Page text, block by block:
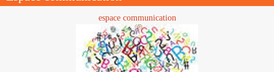
espace communication